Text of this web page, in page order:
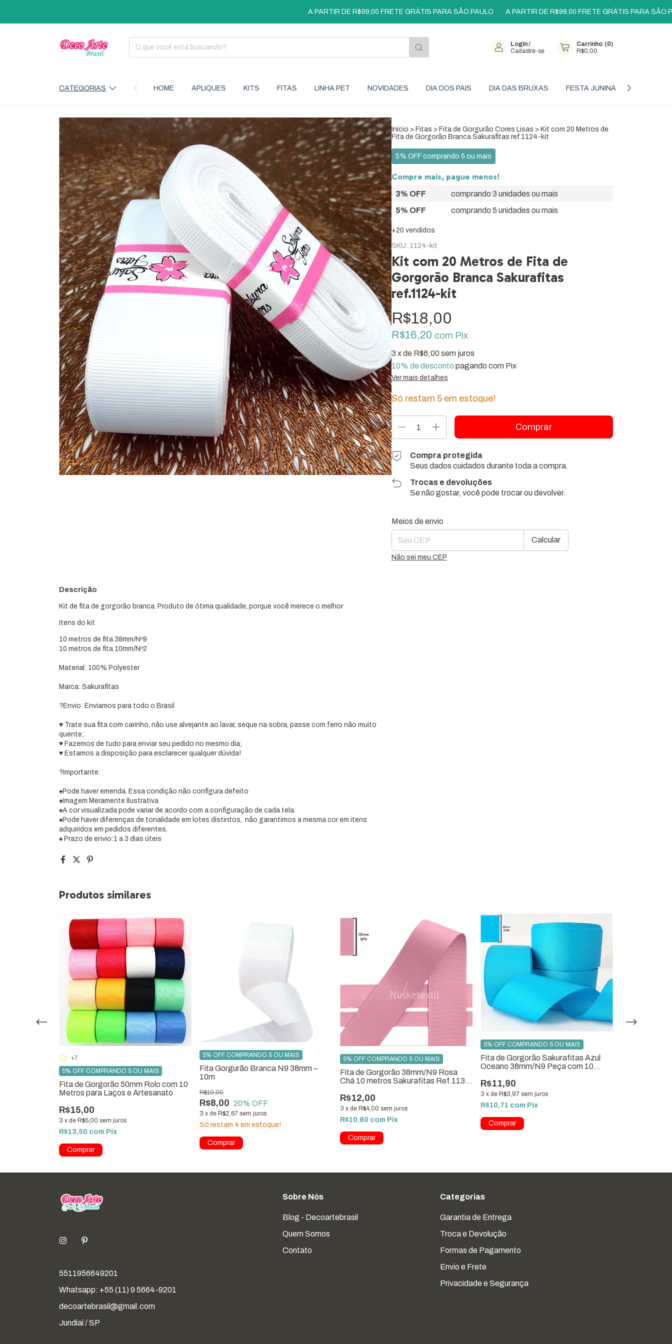
A PARTIR DE R$99,00 FRETE GRÁTIS PARA SÃO PAULO A PARTIR DE R$99,00 FRETE GRÁTIS PARA SÃO PAULO
Login/
Cadastre-se
Carrinho (0)
R$0,00
CATEGORIAS HOME APLIQUES KITS FITAS LINHA PET NOVIDADES DIA DOS PAIS DIA DAS BRUXAS FESTA JUNINA
Início > Fitas > Fita de Gorgurão Cores Lisas > Kit com 20 Metros de
Fita de Gorgorão Branca Sakurafitas ref.1124-kit
5% OFF comprando 5 ou mais
Compre mais, pague menos!
3% OFF
comprando 3 unidades ou mais
5% OFF
comprando 5 unidades ou mais
+20 vendidos
SKU: 1124-kit
Kit com 20 Metros de Fita de
Gorgorão Branca Sakurafitas
ref.1124-kit
R$18,00
R$16,20 com Pix
3 x de R$6,00 sem juros
10% de desconto pagando com Pix
Ver mais detalhes
Só restam 5em estoque!
Compra protegida
Seus dados cuidados durante toda a compra.
Trocas e devoluções
Se não gostar, você pode trocar ou devolver.
Entregas para o CEP:
Meios de envio
Calcular
Não sei meu CEP
Descrição
Kit de fita de gorgorão branca. Produto de ótima qualidade, porque você merece o melhor
Itens do kit
10 metros de fita 38mm/Nº9
10 metros de fita 10mm/Nº2
Material: 100% Polyester
Marca: Sakurafitas
?Envio: Enviamos para todo o Brasil
♥ Trate sua fita com carinho, não use alvejante ao lavar, seque na sobra, passe com ferro não muito
quente;
♥ Fazemos de tudo para enviar seu pedido no mesmo dia;
♥ Estamos a disposição para esclarecer qualquer dúvida!
?Importante:
♠Pode haver emenda. Essa condição não configura defeito
♠Imagem Meramente Ilustrativa
♠A cor visualizada pode variar de acordo com a configuração de cada tela.
♠Pode haver diferenças de tonalidade em lotes distintos, não garantimos a mesma cor em itens
adquiridos em pedidos diferentes.
♠ Prazo de envio:1 a 3 dias úteis
Produtos similares
Fita de Gorgorão 50mm Rolo com 10
Metros para Laços e Artesanato
R$15,00
3 x de R$5,00 sem juros
5% OFF COMPRANDO 5 OU MAIS
R$13,50 com Pix
+7
Comprar
Fita Gorgurão Branca N9 38mm –
10m
R$8,00
R$10,00
20% OFF
3 x de R$2,67 sem juros
5% OFF COMPRANDO 5 OU MAIS
Só restam 4 em estoque!
Fita de Gorgorão 38mm/N9 Rosa
Chá 10 metros Sakurafitas Ref.1137-
R$12,00
3 x de R$4,00 sem juros
5% OFF COMPRANDO 5 OU MAIS
R$10,80 com Pix
Fita de Gorgorão Sakurafitas Azul
Oceano 38mm/N9 Peça com 10
R$11,90
3 x de R$3,97 sem juros
5% OFF COMPRANDO 5 OU MAIS
R$10,71 com Pix
5511956649201
Whatsapp: +55 (11) 9 5664-9201
decoartebrasil@gmail.com
Jundiaí / SP
Sobre Nós
Blog - Decoartebrasil
Quem Somos
Contato
Categorias
Garantia de Entrega
Troca e Devolução
Formas de Pagamento
Envio e Frete
Privacidade e Segurança